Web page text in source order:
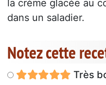
la crème glacée au
dans un saladier.
Notez cette
Très